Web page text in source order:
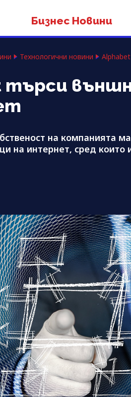
Бизнес Новини
Технологични новини
търси
на компанията
на интернет, сред